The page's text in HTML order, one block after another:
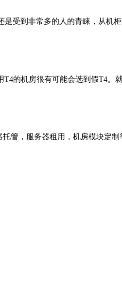
受到非常多的人的青睐，从机
的机房很有可能会选到假T4。
管，服务器租用，机房模块定制